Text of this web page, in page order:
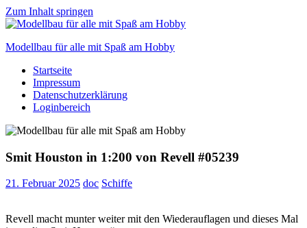
Zum Inhalt springen
Modellbau für alle mit Spaß am Hobby
Scale
modelling
to
Startseite
Impressum
Datenschutzerklärung
Loginbereich
Smit Houston in 1:200 von Revell #05239
21. Februar 2025 doc Schiffe
Revell macht munter weiter mit den Wiederauflagen und dieses Mal